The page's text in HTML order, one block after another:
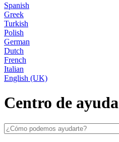
Spanish
Greek
Turkish
Polish
German
Dutch
French
Italian
English (UK)
Centro de ayuda